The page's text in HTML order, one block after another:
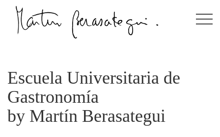
Martín Berasategui
Menús
Reservas
Escuela Universitaria de
Gastronomía
by Martín Berasategui